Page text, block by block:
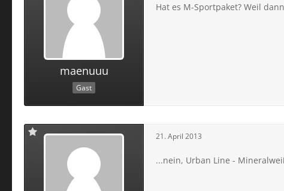
maenuuu
Gast
Hat es M-Sportpaket? Weil
21. April 2013
...nein, Urban Line -